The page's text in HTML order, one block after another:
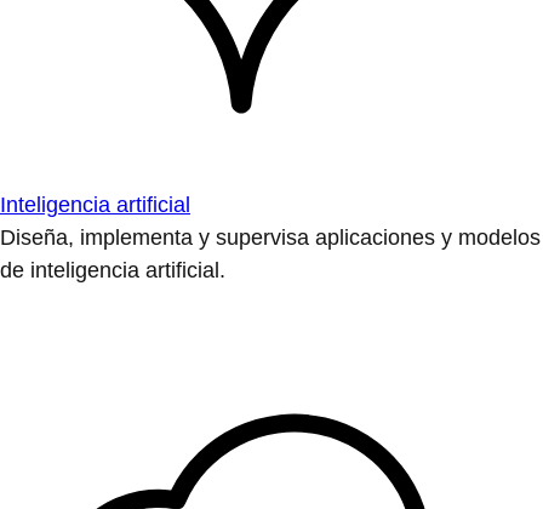
Inteligencia artificial
Diseña, implementa y supervisa aplicaciones y modelos
de inteligencia artificial.